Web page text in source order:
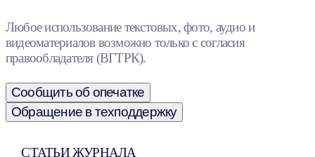
Любое использование текстовых, фото, аудио и
видеоматериалов возможно только с согласия
правообладателя (ВГТРК).
Сообщить об опечатке
Обращение в техподдержку
СТАТЬИ ЖУРНАЛА